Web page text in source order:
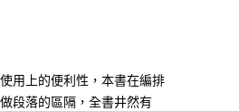
用上的便利性，本書在編排
段落的區隔，全書井然有